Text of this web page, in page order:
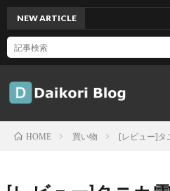
NEW ARTICLE
HOME 買い物 [レビュー]タ